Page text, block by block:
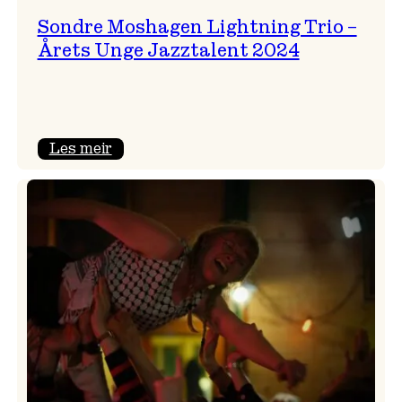
Sondre Moshagen Lightning Trio –
Årets Unge Jazztalent 2024
Les meir:
Lightning
Trio
–
Årets
Unge
Jazztalent
2024